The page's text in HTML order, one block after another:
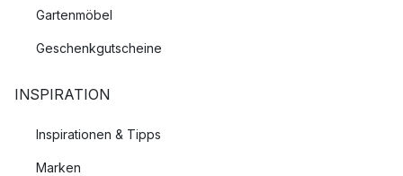
Gartenmöbel
Geschenkgutscheine
INSPIRATION
Inspirationen & Tipps
Marken